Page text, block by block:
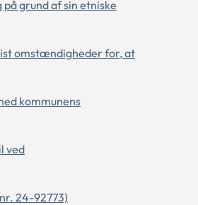
grund af sin etniske
omstændigheder for, at
kommunens
ved
24-92773)